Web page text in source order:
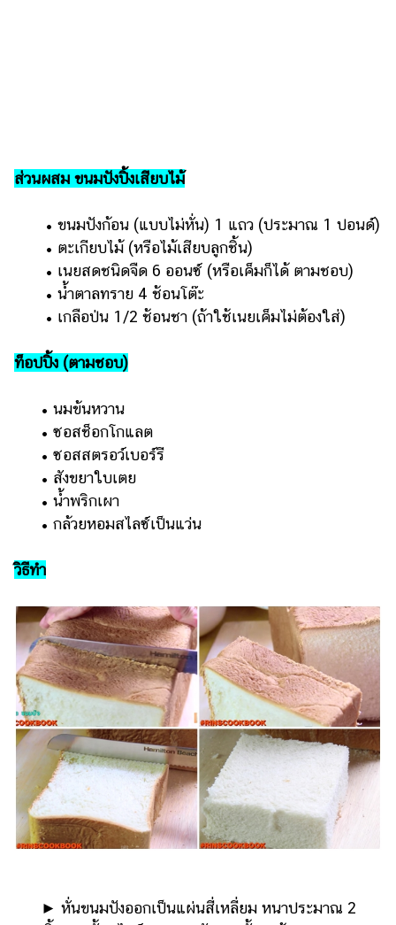
แม่
สัตว์
เลี้ยง
Infographic
บริการ
กระปุก
คอร์ส
ออนไลน์
เรียน
ออนไลน์
ติดต่อ
แจ้ง
ปัญหา
ร่วม
งาน
กับ
เรา
ส่วนผสม ขนมปังปิ้งเสียบไม้
​​ •​ ​ขนมปังก้อน (แบบไม่หั่น) 1 แถว (ประมาณ 1 ปอนด์)
​​ •​ ​ตะเกียบไม้ (หรือไม้เสียบลูกชิ้น)
​​ •​ ​เนยสดชนิดจืด 6 ออนซ์ (หรือเค็มก็ได้ ตามชอบ)
​​ •​ ​น้ำตาลทราย 4 ช้อนโต๊ะ
​​ •​ ​เกลือป่น 1/2 ช้อนชา (ถ้าใช้เนยเค็มไม่ต้องใส่)
​ท็อปปิ้ง (ตามชอบ)
•​ ​นมข้นหวาน
•​ ​ซอสช็อกโกแลต
•​ ​ซอสสตรอว์เบอร์รี
•​ ​สังขยาใบเตย
•​ ​น้ำพริกเผา
•​ ​กล้วยหอมสไลซ์เป็นแว่น
วิธีทำ
​​ ►​ ​หั่นขนมปังออกเป็นแผ่นสี่เหลี่ยม หนาประมาณ 2